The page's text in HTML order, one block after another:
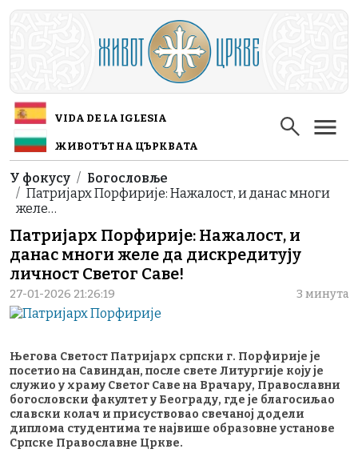
Skip to main content
VIDA DE LA IGLESIA
ЖИВОТЪТ НА ЦЪРКВАТА
Breadcrumb
У фокусу
Богословље
Патријарх Порфирије: Нажалост, и данас многи
желе…
Патријарх Порфирије: Нажалост, и
данас многи желе да дискредитују
личност Светог Саве!
27-01-2026 21:26:19 3 минута
Његова Светост Патријарх српски г. Порфирије је
посетио на Савиндан, после свете Литургије коју је
служио у храму Светог Саве на Врачару, Православни
богословски факултет у Београду, где је благосиљао
славски колач и присуствовао свечаној додели
диплома студентима те највише образовне установе
Српске Православне Цркве.